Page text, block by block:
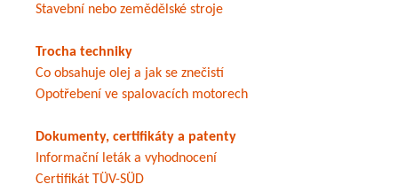
Stavební nebo zemědělské stroje
Trocha techniky
Co obsahuje olej a jak se znečistí
Opotřebení ve spalovacích motorech
Dokumenty, certifikáty a patenty
Informační leták a vyhodnocení
Certifikát TÜV-SÜD